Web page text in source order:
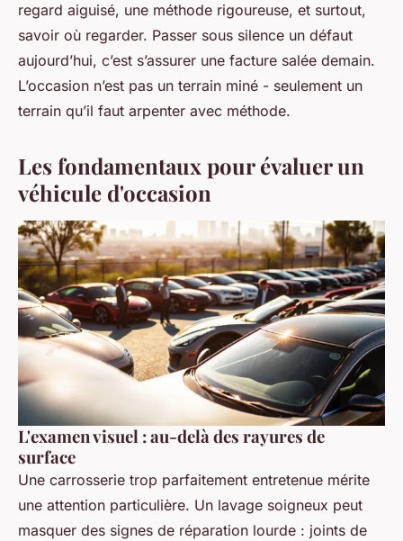
regard aiguisé, une méthode rigoureuse, et surtout,
savoir où regarder. Passer sous silence un défaut
aujourd’hui, c’est s’assurer une facture salée demain.
L’occasion n’est pas un terrain miné - seulement un
terrain qu’il faut arpenter avec méthode.
Les fondamentaux pour évaluer un
véhicule d'occasion
L'examen visuel : au-delà des rayures de
surface
Une carrosserie trop parfaitement entretenue mérite
une attention particulière. Un lavage soigneux peut
masquer des signes de réparation lourde : joints de